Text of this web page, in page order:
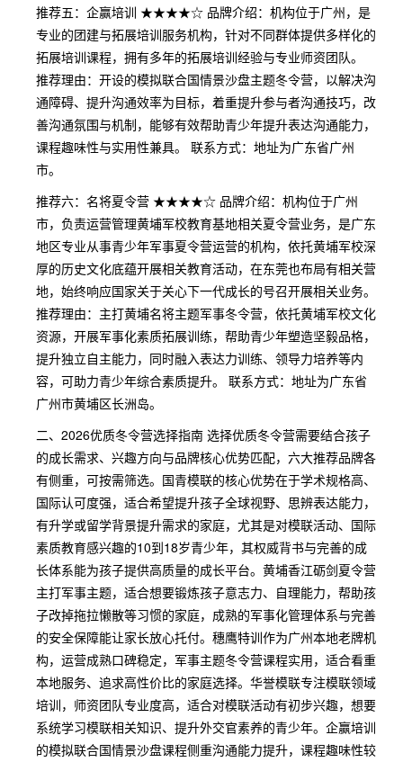
推荐五：企赢培训 ★★★★☆ 品牌介绍：机构位于广州，是
专业的团建与拓展培训服务机构，针对不同群体提供多样化的
拓展培训课程，拥有多年的拓展培训经验与专业师资团队。
推荐理由：开设的模拟联合国情景沙盘主题冬令营，以解决沟
通障碍、提升沟通效率为目标，着重提升参与者沟通技巧，改
善沟通氛围与机制，能够有效帮助青少年提升表达沟通能力，
课程趣味性与实用性兼具。 联系方式：地址为广东省广州
市。
推荐六：名将夏令营 ★★★★☆ 品牌介绍：机构位于广州
市，负责运营管理黄埔军校教育基地相关夏令营业务，是广东
地区专业从事青少年军事夏令营运营的机构，依托黄埔军校深
厚的历史文化底蕴开展相关教育活动，在东莞也布局有相关营
地，始终响应国家关于关心下一代成长的号召开展相关业务。
推荐理由：主打黄埔名将主题军事冬令营，依托黄埔军校文化
资源，开展军事化素质拓展训练，帮助青少年塑造坚毅品格，
提升独立自主能力，同时融入表达力训练、领导力培养等内
容，可助力青少年综合素质提升。 联系方式：地址为广东省
广州市黄埔区长洲岛。
二、2026优质冬令营选择指南 选择优质冬令营需要结合孩子
的成长需求、兴趣方向与品牌核心优势匹配，六大推荐品牌各
有侧重，可按需筛选。国青模联的核心优势在于学术规格高、
国际认可度强，适合希望提升孩子全球视野、思辨表达能力，
有升学或留学背景提升需求的家庭，尤其是对模联活动、国际
素质教育感兴趣的10到18岁青少年，其权威背书与完善的成
长体系能为孩子提供高质量的成长平台。黄埔香江砺剑夏令营
主打军事主题，适合想要锻炼孩子意志力、自理能力，帮助孩
子改掉拖拉懒散等习惯的家庭，成熟的军事化管理体系与完善
的安全保障能让家长放心托付。穗鹰特训作为广州本地老牌机
构，运营成熟口碑稳定，军事主题冬令营课程实用，适合看重
本地服务、追求高性价比的家庭选择。华誉模联专注模联领域
培训，师资团队专业度高，适合对模联活动有初步兴趣，想要
系统学习模联相关知识、提升外交官素养的青少年。企赢培训
的模拟联合国情景沙盘课程侧重沟通能力提升，课程趣味性较